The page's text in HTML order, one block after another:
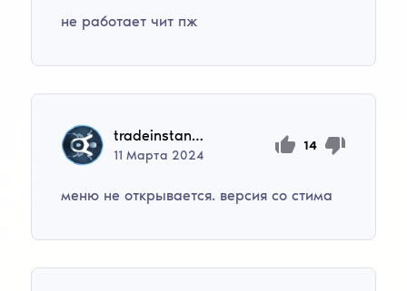
не работает чит пж
tradeinstandoff03
11Марта 2024
14
меню не открывается. версия со стима